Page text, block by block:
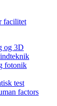
facilitet
og 3D
fotonik
test
factors